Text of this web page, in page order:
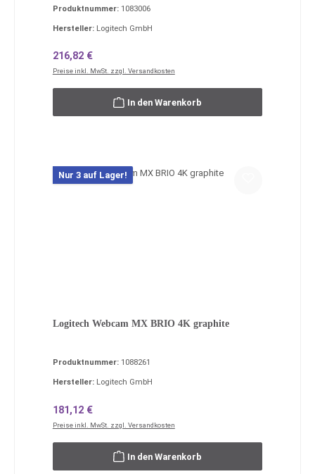
Produktnummer: 1083006
Hersteller: Logitech GmbH
Regulärer Preis:
216,82 €
Preise inkl. MwSt. zzgl. Versandkosten
In den Warenkorb
Nur 3 auf Lager!
Logitech Webcam MX BRIO 4K graphite
Produktnummer: 1088261
Hersteller: Logitech GmbH
Regulärer Preis:
181,12 €
Preise inkl. MwSt. zzgl. Versandkosten
In den Warenkorb